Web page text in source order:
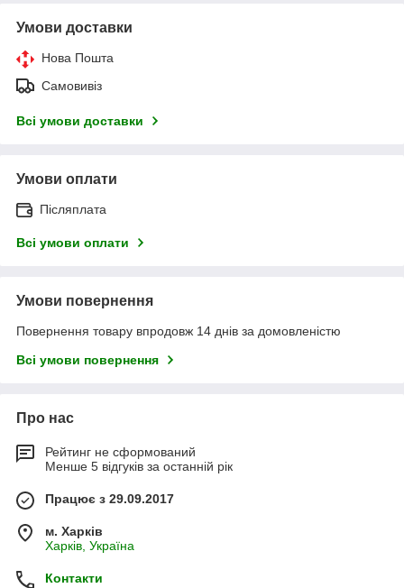
Умови доставки
Нова Пошта
Самовивіз
Всі умови доставки
Умови оплати
Післяплата
Всі умови оплати
Умови повернення
Повернення товару впродовж 14 днів за домовленістю
Всі умови повернення
Про нас
Рейтинг не сформований
Менше 5 відгуків за останній рік
Працює з 29.09.2017
м. Харків
Харків, Україна
Контакти